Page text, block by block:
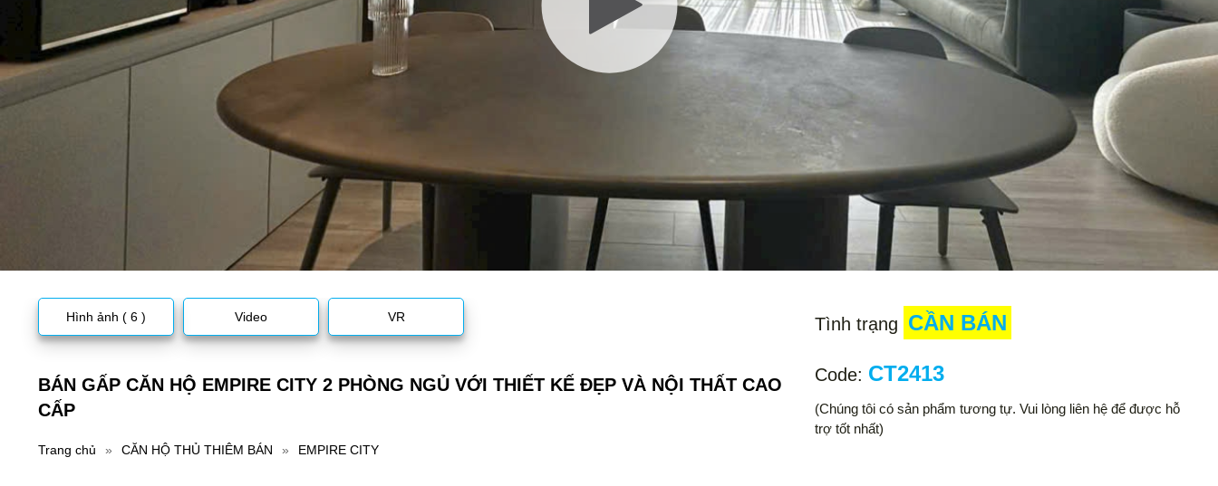
Hình ảnh ( 6 ) Video VR
BÁN GẤP CĂN HỘ EMPIRE CITY 2 PHÒNG NGỦ VỚI THIẾT KẾ ĐẸP VÀ NỘI THẤT CAO
CẤP
Trang chủ » CĂN HỘ THỦ THIÊM BÁN » EMPIRE CITY
Tình trạng CẦN BÁN
Code: CT2413
(Chúng tôi có sản phẩm tương tự. Vui lòng liên hệ để được hỗ
trợ tốt nhất)